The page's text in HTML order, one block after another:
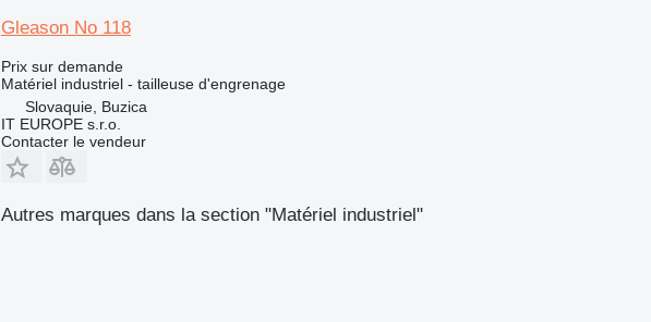
Gleason No 118
Prix sur demande
Matériel industriel - tailleuse d'engrenage
Slovaquie, Buzica
IT EUROPE s.r.o.
Contacter le vendeur
Autres marques dans la section "Matériel industriel"